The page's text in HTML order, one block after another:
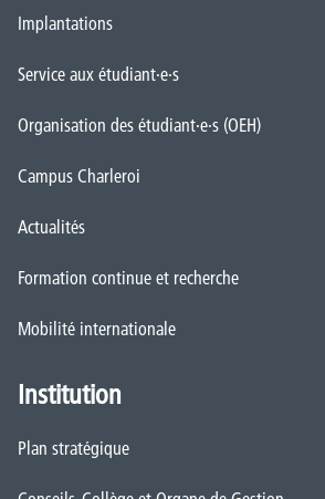
Implantations
Service aux étudiant·e·s
Organisation des étudiant·e·s (OEH)
Campus Charleroi
Actualités
Formation continue et recherche
Mobilité internationale
Institution
Plan stratégique